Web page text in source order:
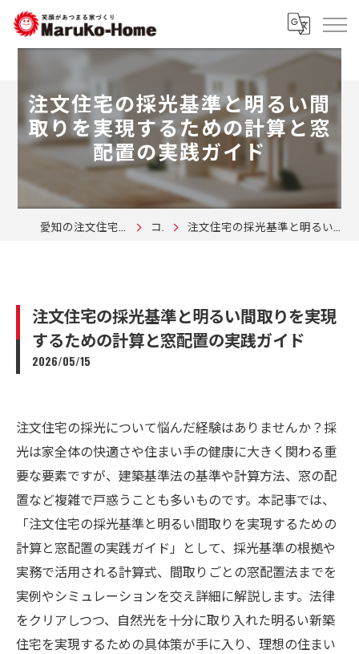
注文住宅の採光基準と明るい間
取りを実現するための計算と窓
配置の実践ガイド
愛知の注文住宅なら株式会社マルコーホーム コラム 注文住宅の採光基準と明るい間取りを実現するための計算と窓配置の実践ガイド
注文住宅の採光基準と明るい間取りを実現
するための計算と窓配置の実践ガイド
2026/05/15
注文住宅の採光について悩んだ経験はありませんか？採
光は家全体の快適さや住まい手の健康に大きく関わる重
要な要素ですが、建築基準法の基準や計算方法、窓の配
置など複雑で戸惑うことも多いものです。本記事では、
「注文住宅の採光基準と明るい間取りを実現するための
計算と窓配置の実践ガイド」として、採光基準の根拠や
実務で活用される計算式、間取りごとの窓配置法までを
実例やシミュレーションを交え詳細に解説します。法律
をクリアしつつ、自然光を十分に取り入れた明るい新築
住宅を実現するための具体策が手に入り、理想の住まい